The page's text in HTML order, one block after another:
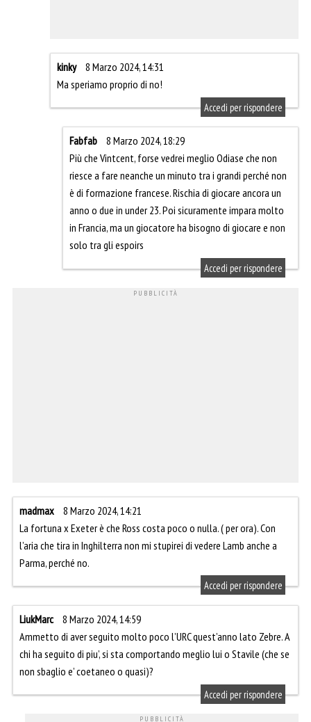
kinky
8 Marzo 2024, 14:31
Ma speriamo proprio di no!
Accedi per rispondere
Fabfab
8 Marzo 2024, 18:29
Più che Vintcent, forse vedrei meglio Odiase che non
riesce a fare neanche un minuto tra i grandi perché non
è di formazione francese. Rischia di giocare ancora un
anno o due in under 23. Poi sicuramente impara molto
in Francia, ma un giocatore ha bisogno di giocare e non
solo tra gli espoirs
Accedi per rispondere
madmax
8 Marzo 2024, 14:21
La fortuna x Exeter è che Ross costa poco o nulla. ( per ora). Con
l’aria che tira in Inghilterra non mi stupirei di vedere Lamb anche a
Parma, perché no.
Accedi per rispondere
LiukMarc
8 Marzo 2024, 14:59
Ammetto di aver seguito molto poco l’URC quest’anno lato Zebre. A
chi ha seguito di piu’, si sta comportando meglio lui o Stavile (che se
non sbaglio e’ coetaneo o quasi)?
Accedi per rispondere